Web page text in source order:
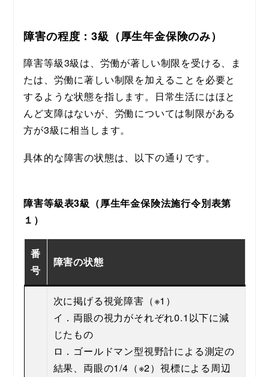
障害の程度：3級（厚生年金保険のみ）
障害等級3級は、労働が著しい制限を受ける、ま
たは、労働に著しい制限を加えることを必要と
するような状態を指します。日常生活にはほと
んど支障はないが、労働については制限がある
方が3級に相当します。
具体的な障害の状態は、以下の通りです。
障害等級表3級（厚生年金保険法施行令別表第
１）
番
号
障害の状態
次に掲げる視覚障害（※1）
イ．両眼の視力がそれぞれ0.1以下に減
じたもの
ロ．ゴールドマン型視野計による測定の
結果、両眼の1/4（※2）視標による周辺